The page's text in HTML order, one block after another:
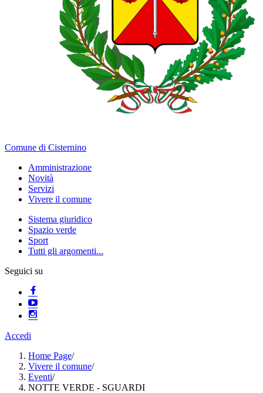
Comune di Cisternino
Amministrazione
Novità
Servizi
Vivere il comune
Sistema giuridico
Spazio verde
Sport
Tutti gli argomenti...
Seguici su
Accedi
Home Page/
Vivere il comune/
Eventi/
NOTTE VERDE - SGUARDI